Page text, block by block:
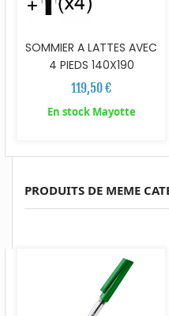
SOMMIER A LATTES AVEC
4 PIEDS 140X190
119,50 €
En stock Mayotte
PRODUITS DE MEME